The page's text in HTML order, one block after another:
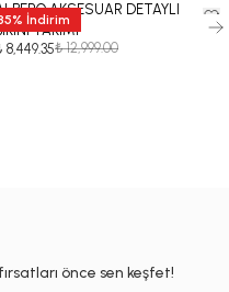
% İndirim
AKSESUAR DETAYLI
TAKIMI
8,449.35₺ 12,999.00
önce sen keşfet!